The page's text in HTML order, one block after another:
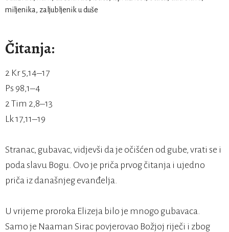
Čitanja:
2 Kr 5,14–17
Ps 98,1–4
2 Tim 2,8–13
Lk 17,11–19
Stranac, gubavac, vidjevši da je očišćen od gube, vrati se i
poda slavu Bogu. Ovo je priča prvog čitanja i ujedno
priča iz današnjeg evanđelja.
U vrijeme proroka Elizeja bilo je mnogo gubavaca.
Samo je Naaman Sirac povjerovao Božjoj riječi i zbog